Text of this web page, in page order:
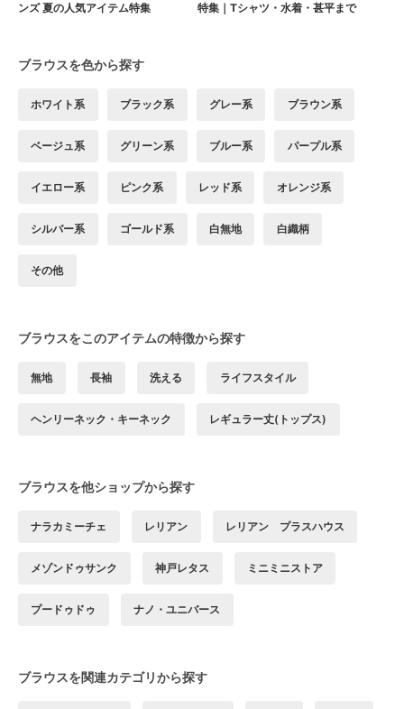
ンズ 夏の人気アイテム特集
特集｜Tシャツ・水着・甚平まで
ブラウスを色から探す
ホワイト系 ブラック系 グレー系 ブラウン系
ベージュ系 グリーン系 ブルー系 パープル系
イエロー系 ピンク系 レッド系 オレンジ系
シルバー系 ゴールド系 白無地 白織柄
その他
ブラウスをこのアイテムの特徴から探す
無地 長袖 洗える ライフスタイル
ヘンリーネック・キーネック レギュラー丈(トップス)
ブラウスを他ショップから探す
ナラカミーチェ レリアン レリアン プラスハウス
メゾンドゥサンク 神戸レタス ミニミニストア
プードゥドゥ ナノ・ユニバース
ブラウスを関連カテゴリから探す